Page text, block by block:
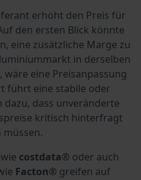
erhöht den Preis für
den ersten Blick könnte
eine zusätzliche Marge zu
in derselben
eine Preisanpassung
führt eine stabile oder
dass unveränderte
kritisch hinterfragt
costdata® oder auch
Facton® greifen auf